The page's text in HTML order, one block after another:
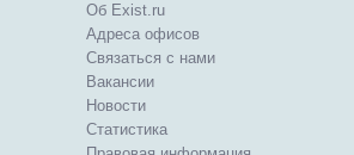
Об Exist.ru
Адреса офисов
Связаться с нами
Вакансии
Новости
Статистика